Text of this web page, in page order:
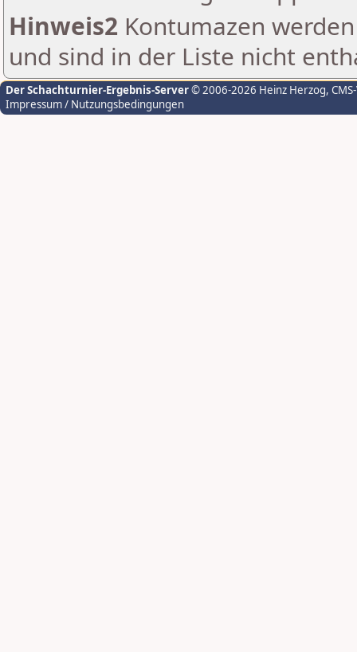
Hinweis2 Kontumazen
und sind in der Liste nicht
Der Schachturnier-Ergebnis-Server© 2006-2026 Heinz Herzog,
Impressum / Nutzungsbedingungen